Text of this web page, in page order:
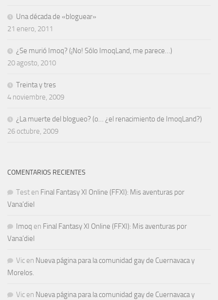
Una década de «bloguear»
21 enero, 2011
¿Se murió Imoq? (¡No! Sólo ImoqLand, me parece…)
20 agosto, 2010
Treinta y tres
4 noviembre, 2009
¿La muerte del blogueo? (o… ¿el renacimiento de ImoqLand?)
26 octubre, 2009
COMENTARIOS RECIENTES
Test en Final Fantasy XI Online (FFXI): Mis aventuras por
Vana’diel
Imoq en Final Fantasy XI Online (FFXI): Mis aventuras por
Vana’diel
Vic en Nueva página para la comunidad gay de Cuernavaca y
Morelos.
Vic en Nueva página para la comunidad gay de Cuernavaca y